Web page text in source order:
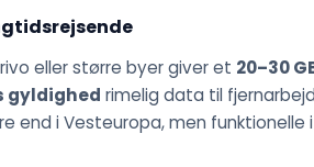
eller større byer giver et 20–30
gyldighed rimelig data til
end i Vesteuropa, men funktionelle